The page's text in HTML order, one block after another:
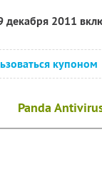
декабря 2011
купоном
Panda